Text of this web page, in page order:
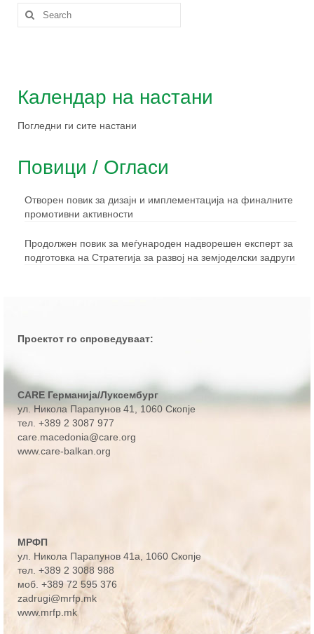
Календар на настани
Погледни ги сите настани
Повици / Огласи
Отворен повик за дизајн и имплементација на финалните
промотивни активности
Продолжен повик за меѓународен надворешен експерт за
подготовка на Стратегија за развој на земјоделски задруги
Проектот го спроведуваат:
CARE Германија/Луксембург
ул. Никола Парапунов 41
, 1060 Скопје
тел. +389 2 3087 977
care.macedonia@care.org
www.care-balkan.org
МРФП
ул. Никола Парапунов 41а , 1060 Скопје
тел. +389 2 3088 988
моб. +389 72 595 376
zadrugi@mrfp.mk
www.mrfp.mk